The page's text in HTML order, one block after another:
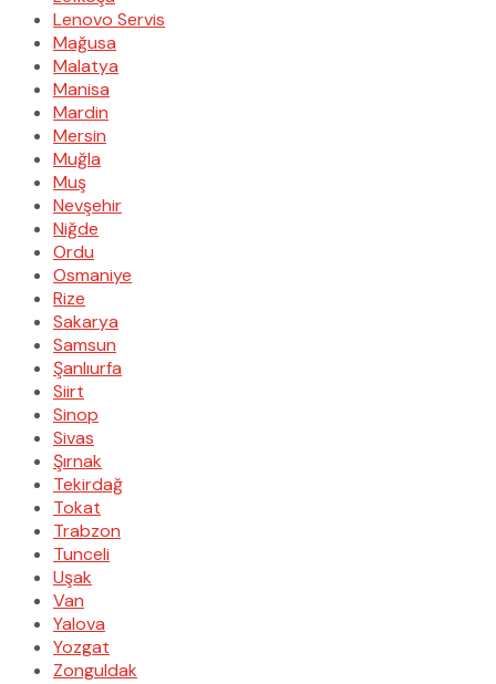
Lenovo Servis
Mağusa
Malatya
Manisa
Mardin
Mersin
Muğla
Muş
Nevşehir
Niğde
Ordu
Osmaniye
Rize
Sakarya
Samsun
Şanlıurfa
Siirt
Sinop
Sivas
Şırnak
Tekirdağ
Tokat
Trabzon
Tunceli
Uşak
Van
Yalova
Yozgat
Zonguldak